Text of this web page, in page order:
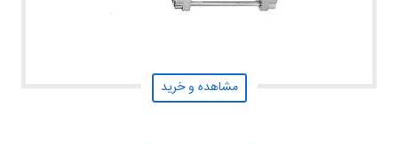
مشاهده و خرید